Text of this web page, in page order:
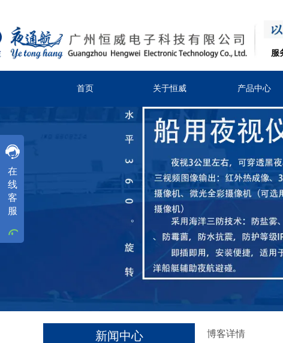
服
在
线
客
服
工作时间
首页 关于恒威 产品中心
新闻中心 博客详情